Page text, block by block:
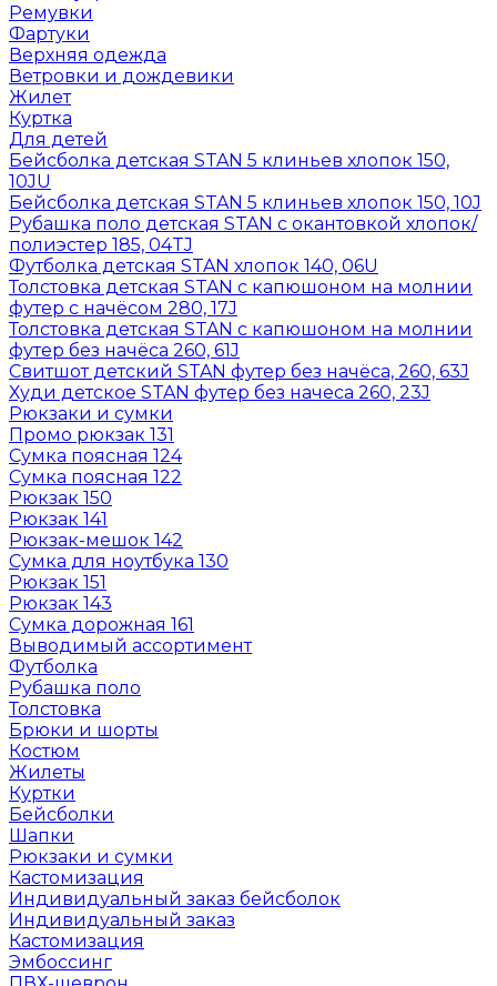
Ремувки
Фартуки
Верхняя одежда
Ветровки и дождевики
Жилет
Куртка
Для детей
Бейсболка детская STAN 5 клиньев хлопок 150,
10JU
Бейсболка детская STAN 5 клиньев хлопок 150, 10J
Рубашка поло детская STAN с окантовкой хлопок/
полиэстер 185, 04TJ
Футболка детская STAN хлопок 140, 06U
Толстовка детская STAN с капюшоном на молнии
футер с начёсом 280, 17J
Толстовка детская STAN с капюшоном на молнии
футер без начёса 260, 61J
Свитшот детский STAN футер без начёса, 260, 63J
Худи детское STAN футер без начеса 260, 23J
Рюкзаки и сумки
Промо рюкзак 131
Сумка поясная 124
Сумка поясная 122
Рюкзак 150
Рюкзак 141
Рюкзак-мешок 142
Сумка для ноутбука 130
Рюкзак 151
Рюкзак 143
Сумка дорожная 161
Выводимый ассортимент
Футболка
Рубашка поло
Толстовка
Брюки и шорты
Костюм
Жилеты
Куртки
Бейсболки
Шапки
Рюкзаки и сумки
Кастомизация
Индивидуальный заказ бейсболок
Индивидуальный заказ
Кастомизация
Эмбоссинг